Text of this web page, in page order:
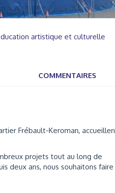
artistique et culturelle
COMMENTAIRES
Frébault-Keroman,
projets tout au long de
deux ans, nous souhaitons faire